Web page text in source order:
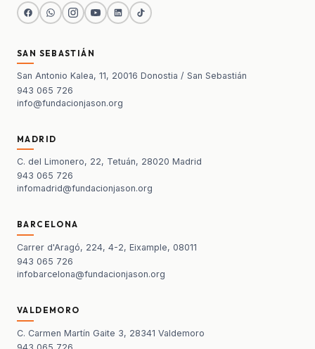
SAN SEBASTIÁN
San Antonio Kalea, 11, 20016 Donostia / San Sebastián
943 065 726
info@fundacionjason.org
MADRID
C. del Limonero, 22, Tetuán, 28020 Madrid
943 065 726
infomadrid@fundacionjason.org
BARCELONA
Carrer d'Aragó, 224, 4-2, Eixample, 08011
943 065 726
infobarcelona@fundacionjason.org
VALDEMORO
C. Carmen Martín Gaite 3, 28341 Valdemoro